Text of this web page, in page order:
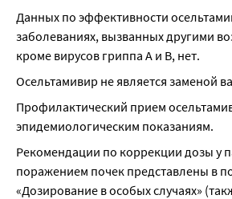
Данных по эффективности
заболеваниях, вызванных другими
кроме вирусов гриппа А и В, нет.
Осельтамивир не является заменой
Профилактический прием
эпидемиологическим показаниям.
Рекомендации по коррекции дозы у
поражением почек представлены в
«Дозирование в особых случаях»